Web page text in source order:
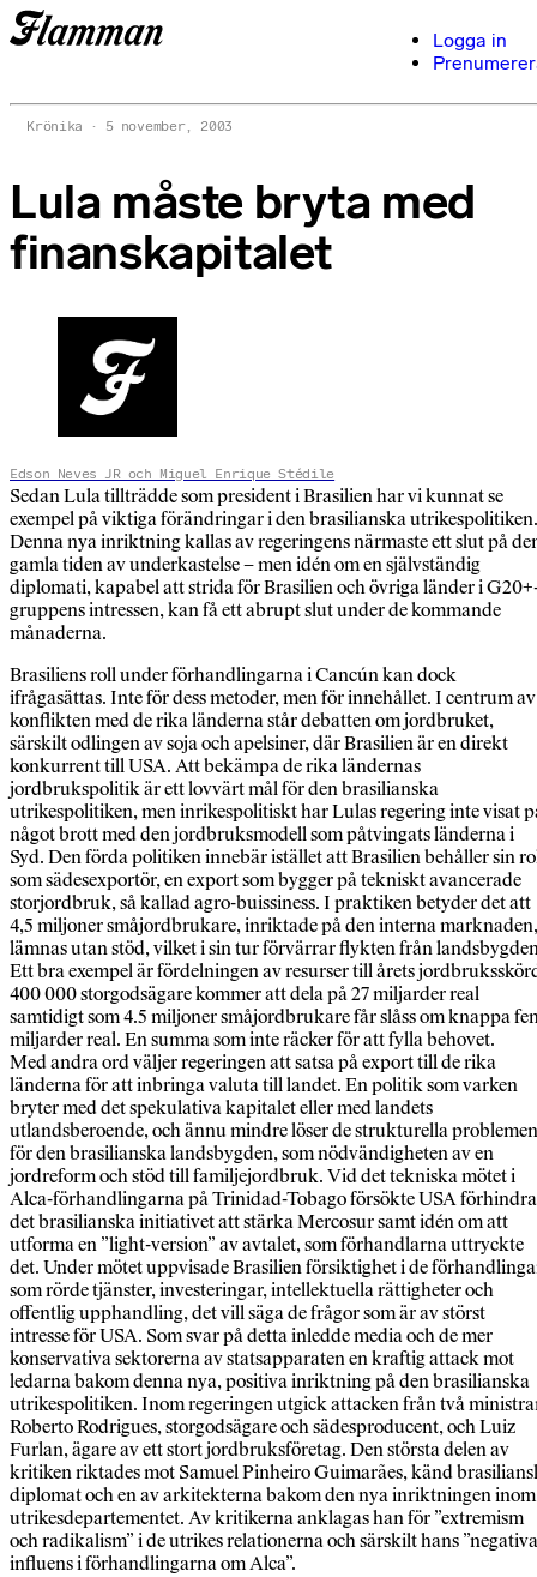
Logga in
Krönika 5 november, 2003
Lula måste bryta med
finanskapitalet
Edson Neves JR och Miguel Enrique Stédile
Sedan Lula tillträdde som president i Brasilien har vi kunnat se
exempel på viktiga förändringar i den brasilianska utrikespolitiken.
Denna nya inriktning kallas av regeringens närmaste ett slut på
gamla tiden av underkastelse – men idén om en självständig
diplomati, kapabel att strida för Brasilien och övriga länder i
gruppens intressen, kan få ett abrupt slut under de kommande
månaderna.
Brasiliens roll under förhandlingarna i Cancún kan dock
ifrågasättas. Inte för dess metoder, men för innehållet. I centrum av
konflikten med de rika länderna står debatten om jordbruket,
särskilt odlingen av soja och apelsiner, där Brasilien är en direkt
konkurrent till USA. Att bekämpa de rika ländernas
jordbrukspolitik är ett lovvärt mål för den brasilianska
utrikespolitiken, men inrikespolitiskt har Lulas regering inte visat
något brott med den jordbruksmodell som påtvingats länderna i
Syd. Den förda politiken innebär istället att Brasilien behåller sin
som sädesexportör, en export som bygger på tekniskt avancerade
storjordbruk, så kallad agro-buissiness. I praktiken betyder det att
4,5 miljoner småjordbrukare, inriktade på den interna marknaden,
lämnas utan stöd, vilket i sin tur förvärrar flykten från
Ett bra exempel är fördelningen av resurser till årets
400 000 storgodsägare kommer att dela på 27 miljarder real
samtidigt som 4.5 miljoner småjordbrukare får slåss om knappa
miljarder real. En summa som inte räcker för att fylla behovet.
Med andra ord väljer regeringen att satsa på export till de rika
länderna för att inbringa valuta till landet. En politik som varken
bryter med det spekulativa kapitalet eller med landets
utlandsberoende, och ännu mindre löser de strukturella problemen
för den brasilianska landsbygden, som nödvändigheten av en
jordreform och stöd till familjejordbruk. Vid det tekniska mötet i
Alca-förhandlingarna på Trinidad-Tobago försökte USA förhindra
det brasilianska initiativet att stärka Mercosur samt idén om att
utforma en ”light-version” av avtalet, som förhandlarna uttryckte
det. Under mötet uppvisade Brasilien försiktighet i de
som rörde tjänster, investeringar, intellektuella rättigheter och
offentlig upphandling, det vill säga de frågor som är av störst
intresse för USA. Som svar på detta inledde media och de mer
konservativa sektorerna av statsapparaten en kraftig attack mot
ledarna bakom denna nya, positiva inriktning på den brasilianska
utrikespolitiken. Inom regeringen utgick attacken från två
Roberto Rodrigues, storgodsägare och sädesproducent, och Luiz
Furlan, ägare av ett stort jordbruksföretag. Den största delen av
kritiken riktades mot Samuel Pinheiro Guimarães, känd
diplomat och en av arkitekterna bakom den nya inriktningen inom
utrikesdepartementet. Av kritikerna anklagas han för ”extremism
och radikalism” i de utrikes relationerna och särskilt hans ”negativa
influens i förhandlingarna om Alca”.